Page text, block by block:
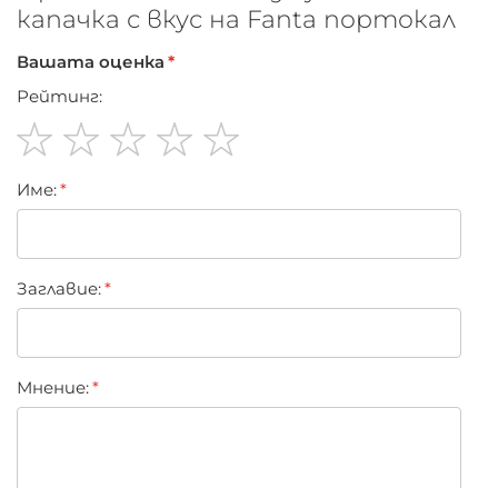
капачка с вкус на Fanta портокал
Вашата оценка
Рейтинг:
star
stars
stars
stars
stars
Име:
Заглавиe:
Мнение: